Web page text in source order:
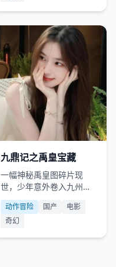
九鼎记之禹皇宝藏
一幅神秘禹皇图碎片现
世，少年意外卷入九州鼎
的千年争夺战。
动作冒险 国产
电影
奇幻